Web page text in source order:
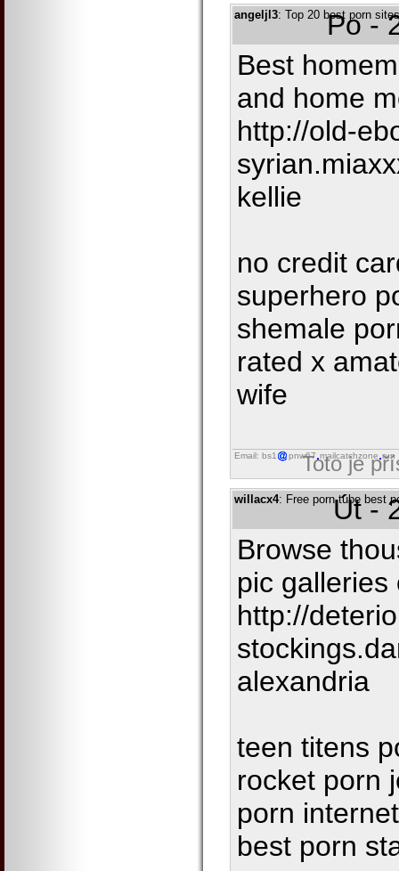
angeljl3: Top 20 best porn
Po -
Best
and home
http://old-
kellie
no credit
superhero
shemale
rated x
wife
Email: bs1 pnw67 mailcatchzone run
Toto je
willacx4: Free porn tube best
Út -
Browse
pic galleries
http://
alexandria
teen titens
rocket porn
porn
best porn